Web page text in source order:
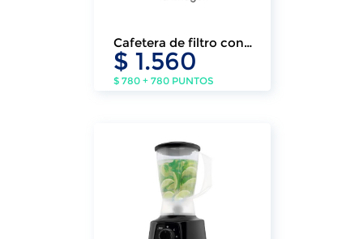
Cafetera de filtro con
Jarro portable Klasse
$ 1.560
$ 780 + 780 PUNTOS